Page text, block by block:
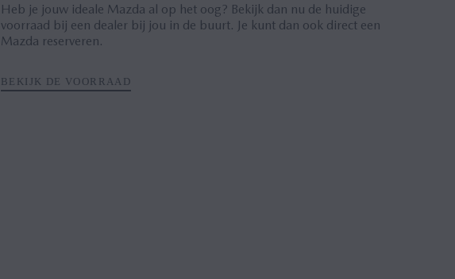
Heb je jouw ideale Mazda al op het oog? Bekijk dan nu de huidige
voorraad bij een dealer bij jou in de buurt. Je kunt dan ook direct een
Mazda reserveren.
BEKIJK DE VOORRAAD